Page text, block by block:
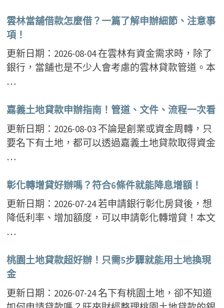
雲林當舖借款怎麼借？一篇了解申辦細節、注意事
項！
更新日期：2026-08-04 在雲林有資金需求時，除了
銀行，當舖也是不少人會考慮的雲林貸款管道。本
…
嘉義土地貸款申辦指南！管道、文件、流程一次看
更新日期：2026-08-03 不論是創業或資金周轉，只
要名下有土地，都可以透過嘉義土地貸款取得資金
…
彰化轉增貸好辦嗎？符合6條件就能降息增額！
更新日期：2026-07-24 若申請銀行彰化房貸後，想
降低利率、增加額度，可以申請彰化轉增貸！本文
…
桃園土地貸款超好辦！只需5步驟就能用土地換現
金
更新日期：2026-07-24 名下有桃園土地，卻不知道